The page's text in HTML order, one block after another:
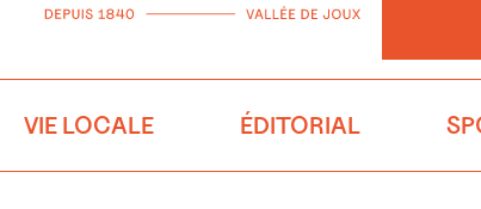
VIE LOCALE ÉDITORIAL